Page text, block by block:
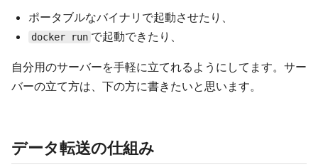
ポータブルなバイナリで起動させたり、
docker run で起動できたり、
自分用のサーバーを手軽に立てれるようにしてます。サー
バーの立て方は、下の方に書きたいと思います。
データ転送の仕組み